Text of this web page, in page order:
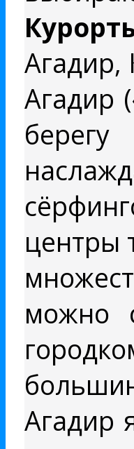
Агадир,
Агадир
центры
можно
Агадир